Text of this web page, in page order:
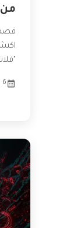
من
قصص
6 مايو، 2026